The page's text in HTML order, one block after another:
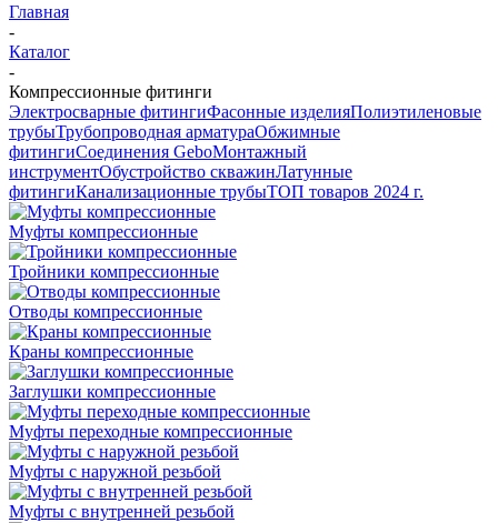
Главная
-
Каталог
-
Компрессионные фитинги
Электросварные фитингиФасонные изделияПолиэтиленовые
трубыТрубопроводная арматураОбжимные
фитингиСоединения GeboМонтажный
инструментОбустройство скважинЛатунные
фитингиКанализационные трубыТОП товаров 2024 г.
Муфты компрессионные
Тройники компрессионные
Отводы компрессионные
Краны компрессионные
Заглушки компрессионные
Муфты переходные компрессионные
Муфты с наружной резьбой
Муфты с внутренней резьбой